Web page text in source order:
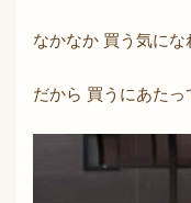
なかなか 買う気にな
だから 買うにあたっ